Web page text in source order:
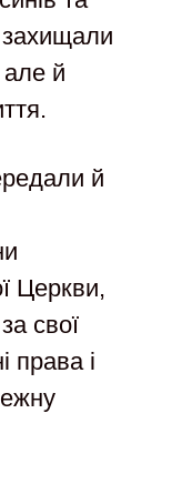
але й
й
Церкви,
свої
права і